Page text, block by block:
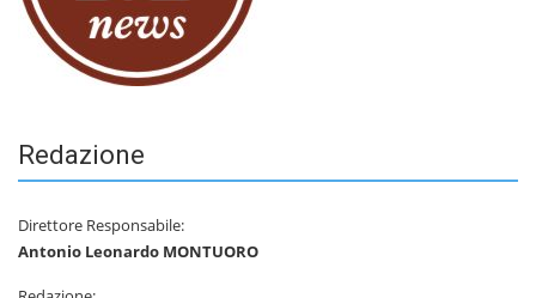
Redazione
Direttore Responsabile:
Antonio Leonardo MONTUORO